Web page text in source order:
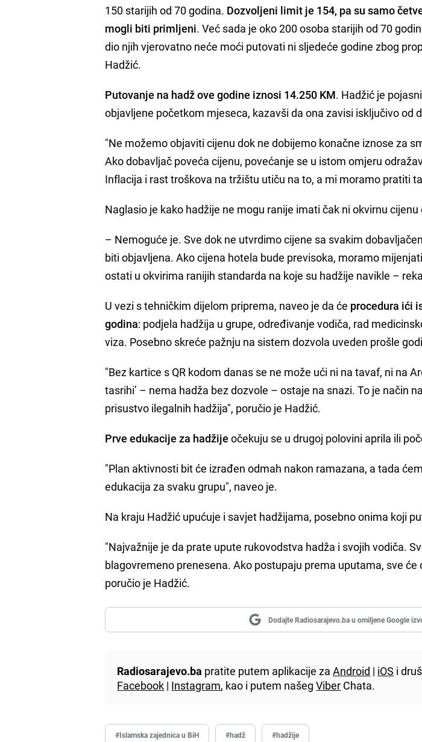
150 starijih od 70 godina. Dozvoljeni limit je 154, pa su samo
mogli biti primljeni. Već sada je oko 200 osoba starijih od 70
dio njih vjerovatno neće moći putovati ni sljedeće godine zbog
Hadžić.
Putovanje na hadž ove godine iznosi 14.250 KM. Hadžić je
objavljene početkom mjeseca, kazavši da ona zavisi isključivo od
"Ne možemo objaviti cijenu dok ne dobijemo konačne iznose za
Ako dobavljač poveća cijenu, povećanje se u istom omjeru
Inflacija i rast troškova na tržištu utiču na to, a mi moramo pratiti
Naglasio je kako hadžije ne mogu ranije imati čak ni okvirnu
– Nemoguće je. Sve dok ne utvrdimo cijene sa svakim
biti objavljena. Ako cijena hotela bude previsoka, moramo
ostati u okvirima ranijih standarda na koje su hadžije navikle –
U vezi s tehničkim dijelom priprema, naveo je da će procedura ići
godina: podjela hadžija u grupe, određivanje vodiča, rad
viza. Posebno skreće pažnju na sistem dozvola uveden prošle
"Bez kartice s QR kodom danas se ne može ući ni na tavaf, ni na
tasrihi’ – nema hadža bez dozvole – ostaje na snazi. To je način
prisustvo ilegalnih hadžija", poručio je Hadžić.
Prve edukacije za hadžije očekuju se u drugoj polovini aprila ili
"Plan aktivnosti bit će izrađen odmah nakon ramazana, a tada
edukacija za svaku grupu", naveo je.
Na kraju Hadžić upućuje i savjet hadžijama, posebno onima koji
"Najvažnije je da prate upute rukovodstva hadža i svojih vodiča.
blagovremeno prenesena. Ako postupaju prema uputama, sve će
poručio je Hadžić.
Dodajte Radiosarajevo.ba u omiljene Google
Radiosarajevo.ba pratite putem aplikacije zaAndroid | iOS i
Facebook | Instagram, kao i putem našegViber Chata.
#Islamska zajednica u BiH #hadž #hadžije